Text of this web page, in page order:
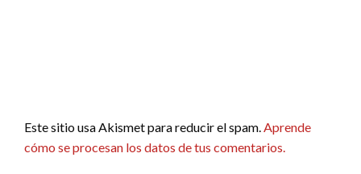
Este sitio usa Akismet para reducir el spam. Aprende
cómo se procesan los datos de tus comentarios.